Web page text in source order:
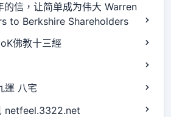
的信，让简单成为伟大 Warren
to Berkshire Shareholders
佛教十三經
運 八宅
netfeel.3322.net